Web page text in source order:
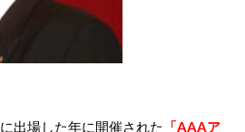
出場した年に開催された
「AAAア